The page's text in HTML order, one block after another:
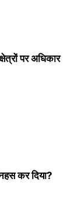
पर अधिकार
कर दिया?